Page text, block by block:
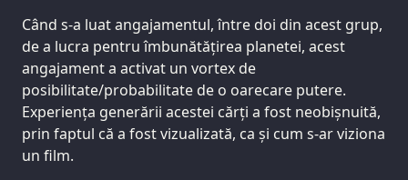
Când s-a luat angajamentul, între doi din acest grup,
de a lucra pentru îmbunătățirea planetei, acest
angajament a activat un vortex de
posibilitate/probabilitate de o oarecare putere.
Experiența generării acestei cărți a fost neobișnuită,
prin faptul că a fost vizualizată, ca și cum s-ar viziona
un film.